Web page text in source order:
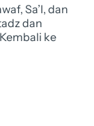
Sa’I, dan
dan
ke